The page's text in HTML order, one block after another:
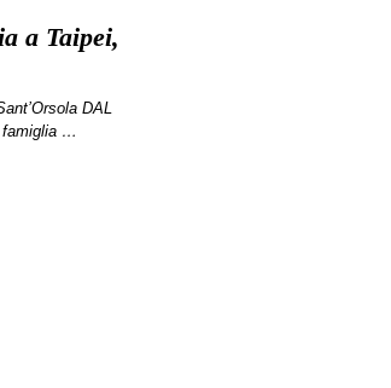
a Taipei,
DAL
famiglia …